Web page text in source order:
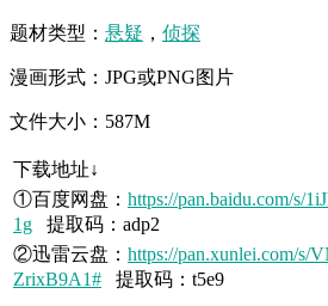
题材类型： 悬疑 ， 侦探
漫画形式：JPG或PNG图片
文件大小：587M
下载地址↓
①百度网盘： https://pan.baidu.com/s/
1g 提取码：adp2
②迅雷云盘： https://pan.xunlei.com/
ZrixB9A1# 提取码：t5e9